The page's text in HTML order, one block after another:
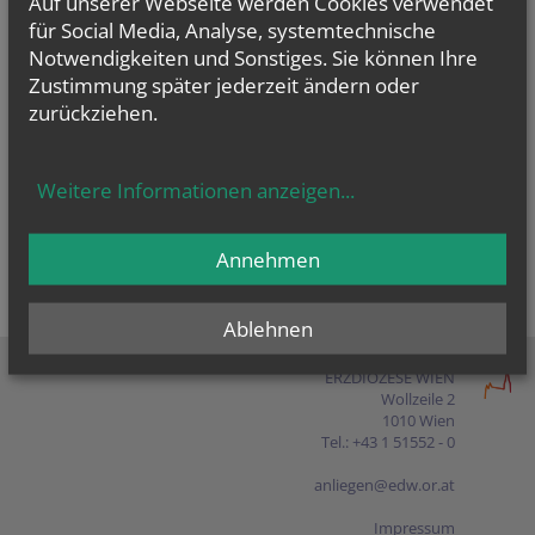
Presse
Shop
ERZDIÖZESE WIEN
Wollzeile 2
1010 Wien
Tel.: +43 1 51552 - 0
anliegen@edw.or.at
Impressum
für Social Media, Analyse, systemtechnische
Notwendigkeiten und Sonstiges. Sie können Ihre
Zustimmung später jederzeit ändern oder
zurückziehen.
Weitere Informationen anzeigen...
Ablehnen
Annehmen